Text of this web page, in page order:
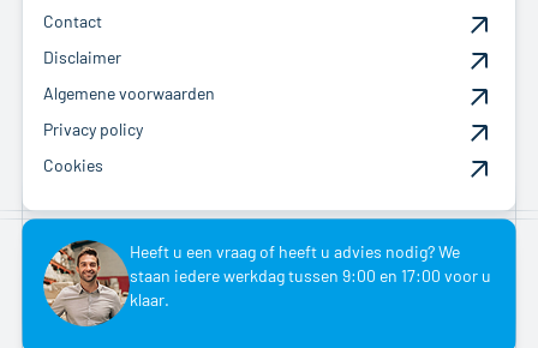
Contact
Disclaimer
Algemene voorwaarden
Privacy policy
Cookies
Heeft u een vraag of heeft u advies nodig? We
staan iedere werkdag tussen 9:00 en 17:00 voor u
klaar.